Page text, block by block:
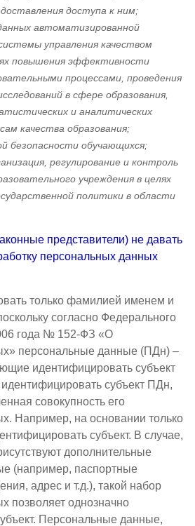
доступа к ним;
автоматизированной
управления качеством
повышения эффективности
процессами, проведения
в сфере образования,
и аналитических
качества образования;
безопасности обучающихся;
регулирование и контроль
учреждения в целях
политики в области
представители) не давать
персональных данных
только фамилией именем и
согласно Федерального
года № 152-ФЗ «О
персональные данные (ПДн) –
идентифицировать субъект
субъект ПДн,
совокупность его
Например, на основании только
субъект. В случае,
дополнительные
(например, паспортные
адрес и т.д.), такой набор
позволяет однозначно
Персональные данные,